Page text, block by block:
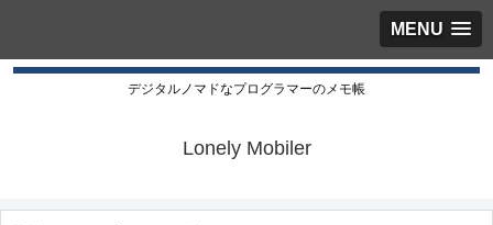
MENU
デジタルノマドなプログラマーのメモ帳
Lonely Mobiler